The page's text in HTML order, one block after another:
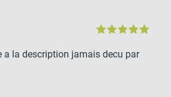
a la description jamais decu par